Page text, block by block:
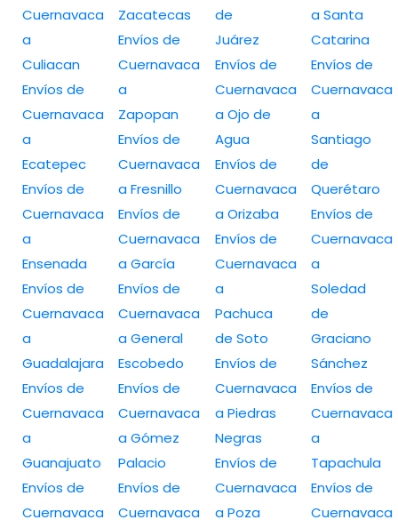
Cuernavaca
a
Culiacan
Envíos de
Cuernavaca
a
Ecatepec
Envíos de
Cuernavaca
a
Ensenada
Envíos de
Cuernavaca
a
Guadalajara
Envíos de
Cuernavaca
a
Guanajuato
Envíos de
Cuernavaca
Zacatecas
Envíos de
Cuernavaca
a
Zapopan
Envíos de
Cuernavaca
a Fresnillo
Envíos de
Cuernavaca
a García
Envíos de
Cuernavaca
a General
Escobedo
Envíos de
Cuernavaca
a Gómez
Palacio
Envíos de
Cuernavaca
de
Juárez
Envíos de
Cuernavaca
a Ojo de
Agua
Envíos de
Cuernavaca
a Orizaba
Envíos de
Cuernavaca
a
Pachuca
de Soto
Envíos de
Cuernavaca
a Piedras
Negras
Envíos de
Cuernavaca
a Poza
a Santa
Catarina
Envíos de
Cuernavaca
a
Santiago
de
Querétaro
Envíos de
Cuernavaca
a
Soledad
de
Graciano
Sánchez
Envíos de
Cuernavaca
a
Tapachula
Envíos de
Cuernavaca